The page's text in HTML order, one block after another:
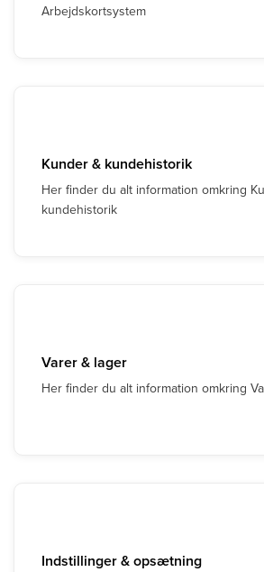
Arbejdskortsystem
Kunder & kundehistorik
Her finder du alt information omkring
kundehistorik
Varer & lager
Her finder du alt information omkring
Indstillinger & opsætning